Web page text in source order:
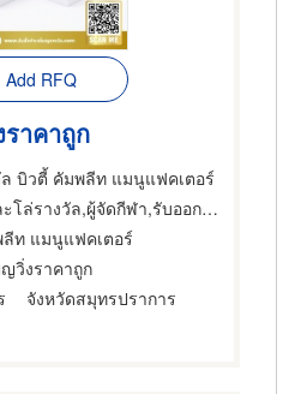
Add RFQ
าคาถูก
บิวตี้ คัมพลีท แมนูแฟคเตอร์
งวัล,ผู้จัดกีฬา,รับออกแบบและจัดแสดงนิทรรศการ
ท แมนูแฟคเตอร์
วิ่งราคาถูก
จังหวัดสมุทรปราการ